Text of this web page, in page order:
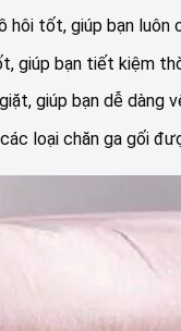
tốt, giúp bạn luôn
giúp bạn tiết kiệm
giúp bạn dễ dàng
loại chăn ga gối